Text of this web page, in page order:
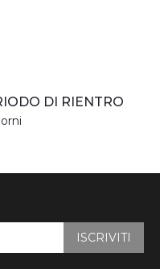
DI RIENTRO
ISCRIVITI